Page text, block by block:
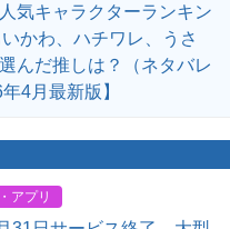
気キャラクターランキン
かわ、ハチワレ、うさ
んだ推しは？（ネタバレ
4月最新版】
アプリ